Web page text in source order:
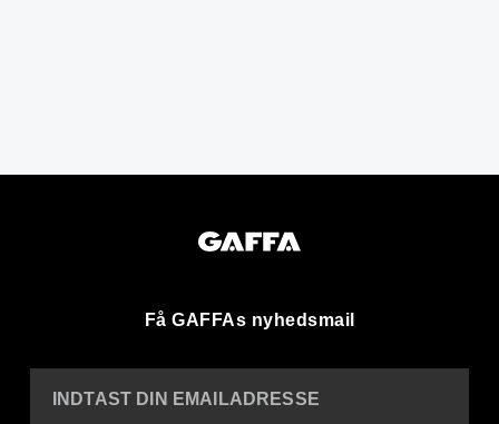
Få GAFFAs nyhedsmail
INDTAST DIN EMAILADRESSE